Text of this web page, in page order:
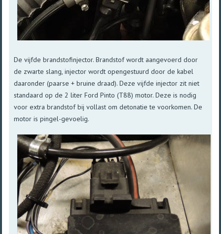
De vijfde brandstofinjector. Brandstof wordt aangevoerd door
de zwarte slang, injector wordt opengestuurd door de kabel
daaronder (paarse + bruine draad). Deze vijfde injector zit niet
standaard op de 2 liter Ford Pinto (T88) motor. Deze is nodig
voor extra brandstof bij vollast om detonatie te voorkomen. De
motor is pingel-gevoelig.